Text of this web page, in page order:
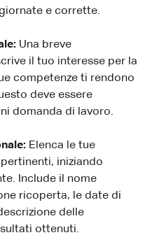
e corrette.
Una breve
il tuo interesse per la
competenze ti rendono
deve essere
domanda di lavoro.
Elenca le tue
iniziando
Include il nome
ricoperta, le date di
delle
ottenuti.